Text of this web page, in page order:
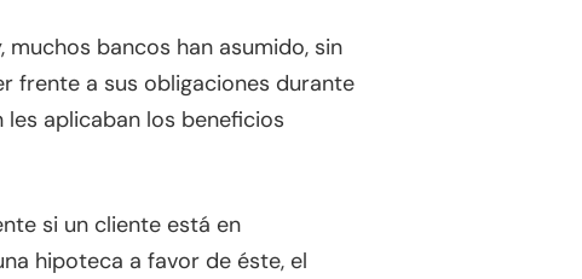
bancos han asumido, sin
frente a sus obligaciones durante
aplicaban los beneficios
si un cliente está en
hipoteca a favor de éste, el